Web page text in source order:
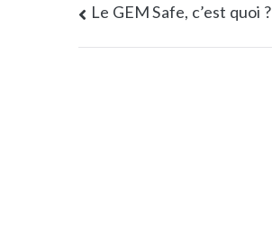
l
Le GEM Safe, c’est quoi ?